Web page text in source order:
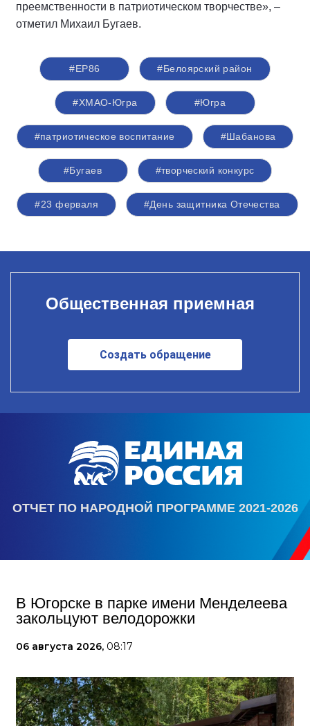
преемственности в патриотическом творчестве», –
отметил Михаил Бугаев.
#ЕР86 #Белоярский район
#ХМАО-Югра #Югра
#патриотическое воспитание #Шабанова
#Бугаев #творческий конкурс
#23 ферваля #День защитника Отечества
Общественная приемная
Создать обращение
ОТЧЕТ ПО НАРОДНОЙ ПРОГРАММЕ 2021-2026
В Югорске в парке имени Менделеева
закольцуют велодорожки
06 августа 2026, 08:17